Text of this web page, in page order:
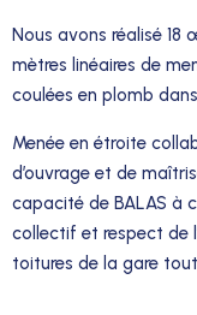
Nous avons réalisé
mètres linéaires de
coulées en plomb
Menée en étroite
d’ouvrage et de
capacité de BALAS à
collectif et respect de
toitures de la gare